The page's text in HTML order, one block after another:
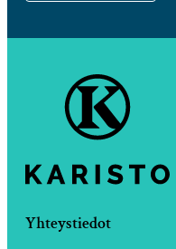
Yhteystiedot